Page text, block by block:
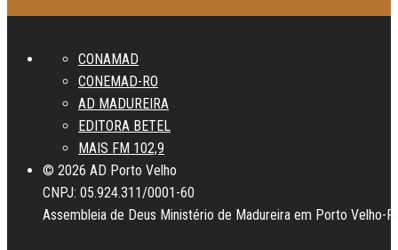
CONAMAD
CONEMAD-RO
AD MADUREIRA
EDITORA BETEL
MAIS FM 102,9
© 2026 AD Porto Velho
CNPJ: 05.924.311/0001-60
Assembleia de Deus Ministério de Madureira em Porto Velho-